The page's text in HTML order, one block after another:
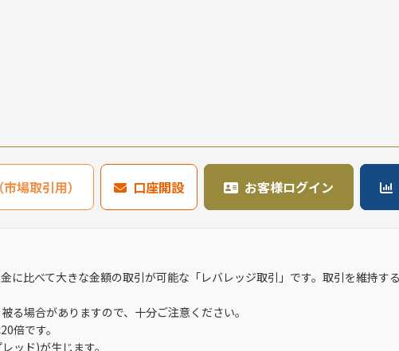
場取引用） 口座開設 お客様ログイン
比べて大きな金額の取引が可能な「レバレッジ取引」です。取引を維持す
場合がありますので、十分ご注意ください。
倍です。
ッド)が生じます。